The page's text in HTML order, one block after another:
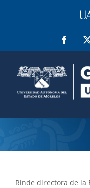
Rinde directora de la